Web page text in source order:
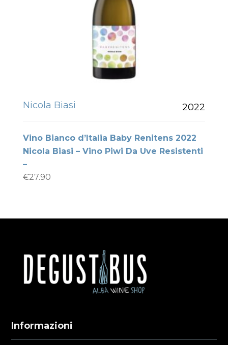
Nicola Biasi 2022
Vino Bianco d’Italia Baby Renitens 2022
Nicola Biasi – Vino Piwi Da Uve Resistenti
–
€27.90
Informazioni